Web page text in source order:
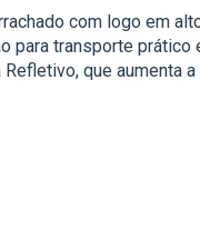
com logo em
para transporte prático
que aumenta